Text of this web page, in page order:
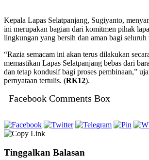
Kepala Lapas Selatpanjang, Sugiyanto,
ini merupakan bagian dari komitmen pihak
lingkungan yang bersih dan aman bagi seluruh
“Razia semacam ini akan terus dilakukan
memastikan Lapas Selatpanjang bebas dari
dan tetap kondusif bagi proses pembinaan,”
pernyataan tertulis. (RK12).
Facebook Comments Box
Tinggalkan Balasan